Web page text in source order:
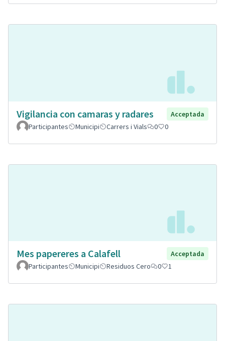
Vigilancia con camaras y radares
Acceptada
Participantes
Municipi Carrers i Vials 0 0
Mes papereres a Calafell
Acceptada
Participantes
Municipi Residuos Cero 0 1